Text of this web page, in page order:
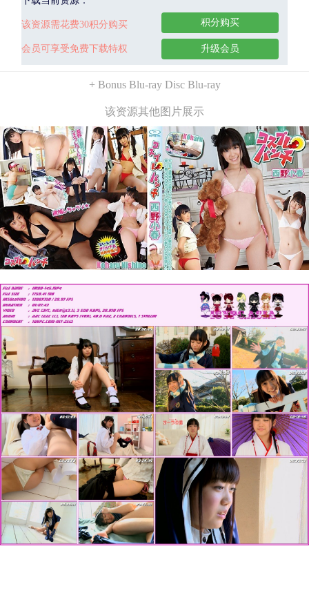
该资源需花费30积分购买
会员可享受免费下载特权
积分购买
升级会员
+ Bonus Blu-ray Disc Blu-ray
该资源其他图片展示